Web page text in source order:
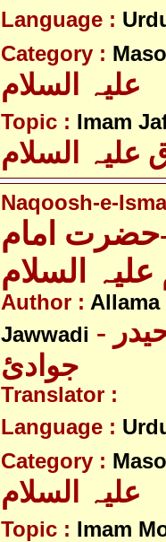
Language :
Category :
Topic : Imam
علیہ السلام
Naqoosh-e-
امام
السلام
Author : Allama
Jawwadi - علامہ سیّد ذیشان حیدر
جوادئ
Translator :
Language :
Category :
Topic : Imam